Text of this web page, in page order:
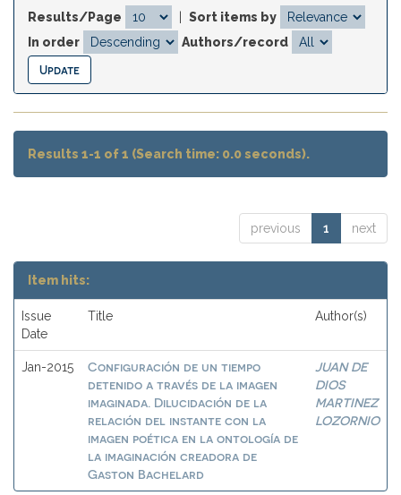
Results/Page
Sort items by
In order
Authors/record
Results 1-1 of 1 (Search time: 0.0 seconds).
previous 1 next
Item hits:
Issue
Date
Title Author(s)
Jan-2015
Configuración de un tiempo
detenido a través de la imagen
imaginada. Dilucidación de la
relación del instante con la
imagen poética en la ontología de
la imaginación creadora de
Gaston Bachelard
JUAN DE
DIOS
MARTINEZ
LOZORNIO